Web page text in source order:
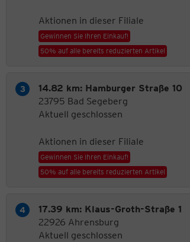
Aktionen in dieser Filiale
Gewinnen Sie Ihren Einkauf!
50% auf alle bereits reduzierten Artikel
14.82 km: Hamburger Straße 10
23795 Bad Segeberg
Aktuell geschlossen
Aktionen in dieser Filiale
Gewinnen Sie Ihren Einkauf!
50% auf alle bereits reduzierten Artikel
17.39 km: Klaus-Groth-Straße 1
22926 Ahrensburg
Aktuell geschlossen